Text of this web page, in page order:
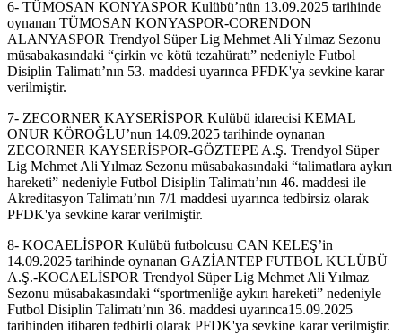
6- TÜMOSAN KONYASPOR Kulübü’nün 13.09.2025 tarihinde
oynanan TÜMOSAN KONYASPOR-CORENDON
ALANYASPOR Trendyol Süper Lig Mehmet Ali Yılmaz Sezonu
müsabakasındaki “çirkin ve kötü tezahüratı” nedeniyle Futbol
Disiplin Talimatı’nın 53. maddesi uyarınca PFDK'ya sevkine karar
verilmiştir.
7- ZECORNER KAYSERİSPOR Kulübü idarecisi KEMAL
ONUR KÖROĞLU’nun 14.09.2025 tarihinde oynanan
ZECORNER KAYSERİSPOR-GÖZTEPE A.Ş. Trendyol Süper
Lig Mehmet Ali Yılmaz Sezonu müsabakasındaki “talimatlara aykırı
hareketi” nedeniyle Futbol Disiplin Talimatı’nın 46. maddesi ile
Akreditasyon Talimatı’nın 7/1 maddesi uyarınca tedbirsiz olarak
PFDK'ya sevkine karar verilmiştir.
8- KOCAELİSPOR Kulübü futbolcusu CAN KELEŞ’in
14.09.2025 tarihinde oynanan GAZİANTEP FUTBOL KULÜBÜ
A.Ş.-KOCAELİSPOR Trendyol Süper Lig Mehmet Ali Yılmaz
Sezonu müsabakasındaki “sportmenliğe aykırı hareketi” nedeniyle
Futbol Disiplin Talimatı’nın 36. maddesi uyarınca15.09.2025
tarihinden itibaren tedbirli olarak PFDK'ya sevkine karar verilmiştir.